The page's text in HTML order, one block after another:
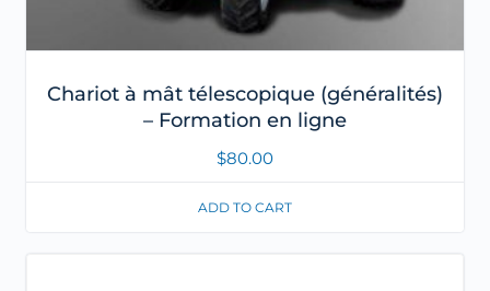
Chariot à mât télescopique (généralités)
– Formation en ligne
$80.00
ADD TO CART